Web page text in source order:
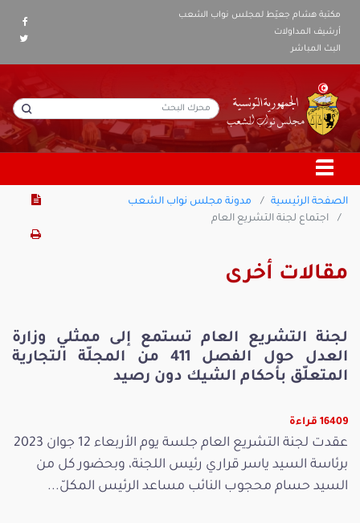
مكتبة هشام جعيّط لمجلس نواب الشعب
أرشيف المداولات
البث المباشر
الصفحة الرئيسية
مدونة مجلس نواب الشعب
اجتماع لجنة التشريع العام
مقالات أخرى
لجنة التشريع العام تستمع إلى ممثلي وزارة
العدل حول الفصل 411 من المجلّة التجارية
المتعلّق بأحكام الشيك دون رصيد
16409 قراءة
عقدت لجنة التشريع العام جلسة يوم الأربعاء 12 جوان 2023
برئاسة السيد ياسر قراري رئيس اللجنة، وبحضور كل من
السيد حسام محجوب النائب مساعد الرئيس المكلّ...